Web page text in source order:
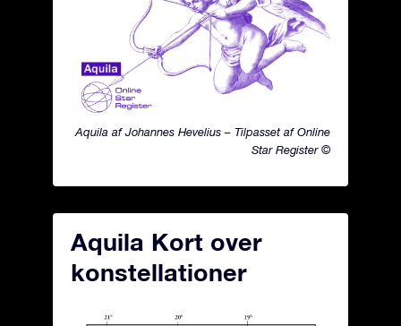
Aquila af Johannes Hevelius – Tilpasset af Online
Star Register ©
Aquila Kort over
konstellationer